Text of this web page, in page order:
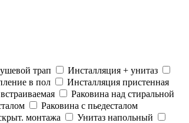
трап
Инсталляция + унитаз
в пол
Инсталляция пристенная
Раковина над стиральной
Раковина с пьедесталом
монтажа
Унитаз напольный